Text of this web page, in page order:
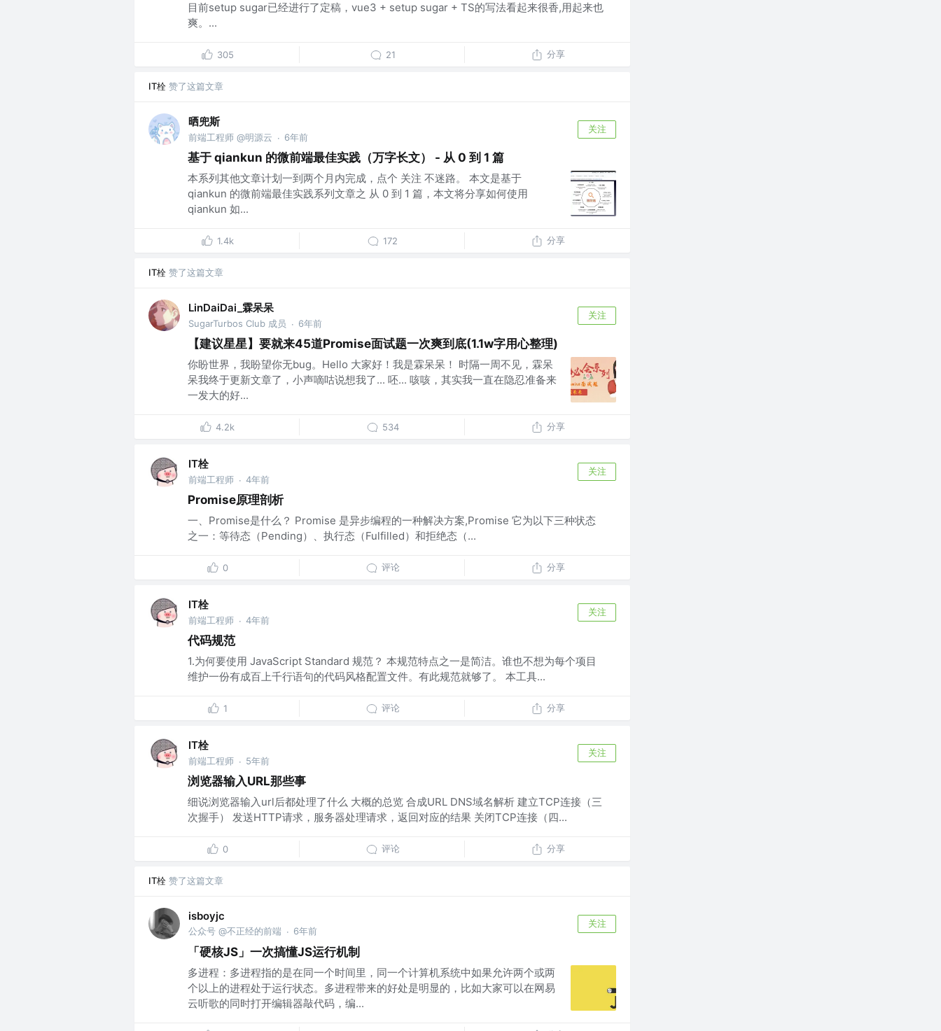
目前setup sugar已经进行了定稿，vue3 + setup sugar + TS的写法看起来很香,用起来也
爽。...
305 21 分享
IT栓 赞了这篇文章
晒兜斯
前端工程师 @明源云 · 6年前
关注
基于 qiankun 的微前端最佳实践（万字长文） - 从 0 到 1 篇
本系列其他文章计划一到两个月内完成，点个 关注 不迷路。 本文是基于
qiankun 的微前端最佳实践系列文章之 从 0 到 1 篇，本文将分享如何使用
qiankun 如...
1.4k 172 分享
IT栓 赞了这篇文章
LinDaiDai_霖呆呆
SugarTurbos Club 成员 · 6年前
关注
【建议星星】要就来45道Promise面试题一次爽到底(1.1w字用心整理)
你盼世界，我盼望你无bug。Hello 大家好！我是霖呆呆！ 时隔一周不见，霖呆
呆我终于更新文章了，小声嘀咕说想我了... 呸... 咳咳，其实我一直在隐忍准备来
一发大的好...
4.2k 534 分享
IT栓
前端工程师 · 4年前
关注
Promise原理剖析
一、Promise是什么？ Promise 是异步编程的一种解决方案,Promise 它为以下三种状态
之一：等待态（Pending）、执行态（Fulfilled）和拒绝态（...
0 评论 分享
IT栓
前端工程师 · 4年前
关注
代码规范
1.为何要使用 JavaScript Standard 规范？ 本规范特点之一是简洁。谁也不想为每个项目
维护一份有成百上千行语句的代码风格配置文件。有此规范就够了。 本工具...
1 评论 分享
IT栓
前端工程师 · 5年前
关注
浏览器输入URL那些事
细说浏览器输入url后都处理了什么 大概的总览 合成URL DNS域名解析 建立TCP连接（三
次握手） 发送HTTP请求，服务器处理请求，返回对应的结果 关闭TCP连接（四...
0 评论 分享
IT栓 赞了这篇文章
isboyjc
公众号 @不正经的前端 · 6年前
关注
「硬核JS」一次搞懂JS运行机制
多进程：多进程指的是在同一个时间里，同一个计算机系统中如果允许两个或两
个以上的进程处于运行状态。多进程带来的好处是明显的，比如大家可以在网易
云听歌的同时打开编辑器敲代码，编...